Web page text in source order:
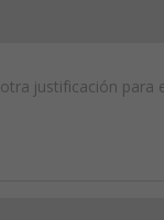
justificación para